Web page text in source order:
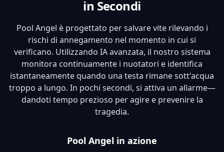
in Secondi
Pool Angel è progettato per salvare vite rilevando i
rischi di annegamento nel momento in cui si
verificano. Utilizzando IA avanzata, il nostro sistema
monitora continuamente i nuotatori e identifica
istantaneamente quando una testa rimane sott'acqua
troppo a lungo. In pochi secondi, si attiva un allarme—
dandoti tempo prezioso per agire e prevenire la
tragedia.
Pool Angel in azione